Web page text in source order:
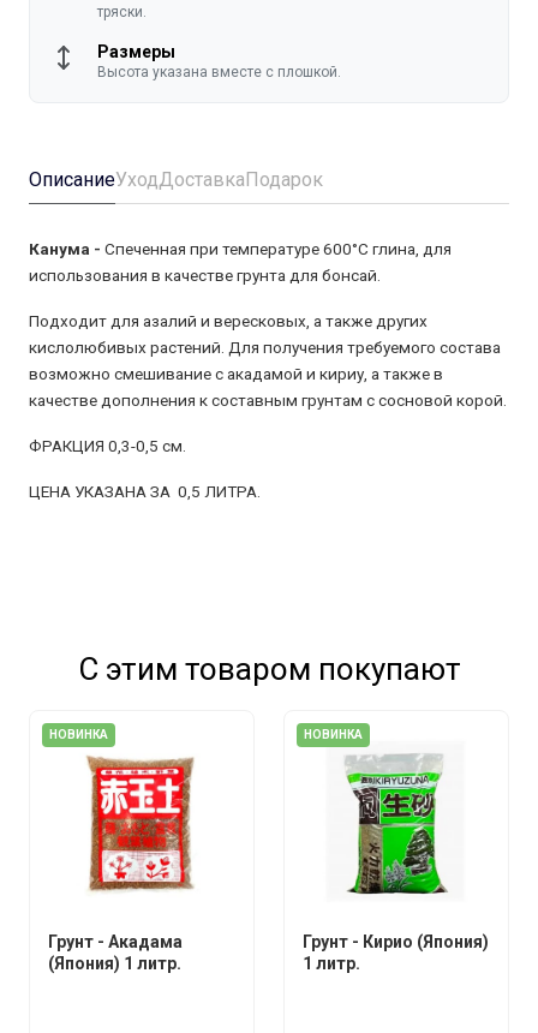
тряски.
Размеры
Высота указана вместе с плошкой.
ОписаниеУходДоставкаПодарок
Канума - Спеченная при температуре 600°С глина, для
использования в качестве грунта для бонсай.
Подходит для азалий и вересковых, а также других
кислолюбивых растений. Для получения требуемого состава
возможно смешивание с акадамой и кириу, а также в
качестве дополнения к составным грунтам с сосновой корой.
ФРАКЦИЯ 0,3-0,5 см.
ЦЕНА УКАЗАНА ЗА 0,5 ЛИТРА.
С этим товаром покупают
НОВИНКА
Грунт - Акадама
(Япония) 1 литр.
НОВИНКА
Грунт - Кирио (Япония)
1 литр.